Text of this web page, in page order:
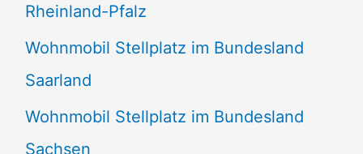
Rheinland-Pfalz
Wohnmobil Stellplatz im Bundesland
Saarland
Wohnmobil Stellplatz im Bundesland
Sachsen